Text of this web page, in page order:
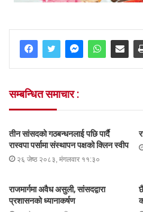
सम्बन्धित समाचार :
तीन सांसदको गठबन्धनलाई पछि पार्दै
रास्वपा पर्सामा संस्थापन पक्षको क्लिन स्वीप
२६ जेष्ठ २०८३, मंगलवार ११:३०
राजमार्गमा अवैध असुली, सांसदद्वारा
प्रशासनको ध्यानाकर्षण